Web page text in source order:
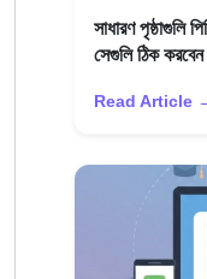
সাধারণ পৃষ্ঠাগুলি
সেগুলি ঠিক করবেন
Read Article